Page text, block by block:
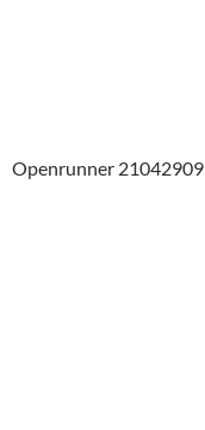
Openrunner 21042909